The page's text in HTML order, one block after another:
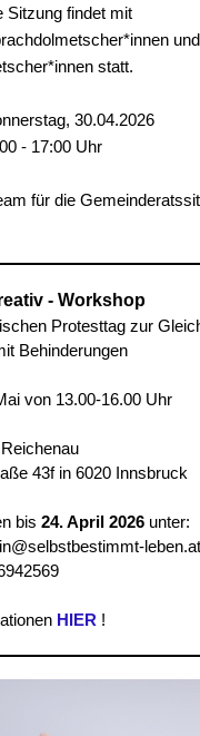
Sitzung findet mit
und
statt.
30.04.2026
- 17:00 Uhr
für die
- Workshop
Protesttag zur
Behinderungen
von 13.00-16.00 Uhr
43f in 6020 Innsbruck
bis 24. April 2026 unter:
leben.at
HIER !